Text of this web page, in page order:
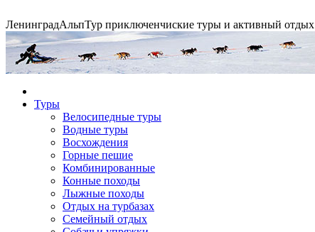
ЛенинградАльпТур приключенчиские туры и активный отдых
Горные экспедиции
Туры
Велосипедные туры
Водные туры
Восхождения
Горные пешие
Комбинированные
Конные походы
Лыжные походы
Отдых на турбазах
Семейный отдых